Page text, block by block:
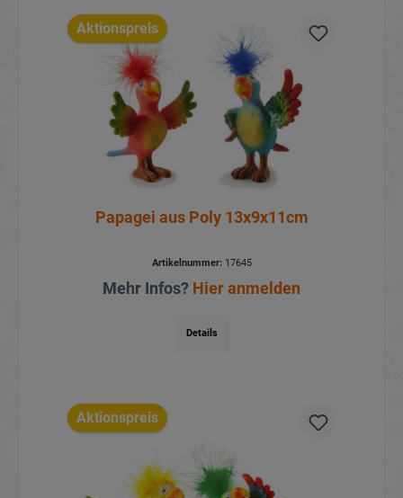
Aktionspreis
Papagei aus Poly 13x9x11cm
Artikelnummer:17645
Mehr Infos? Hier anmelden
Details
Aktionspreis